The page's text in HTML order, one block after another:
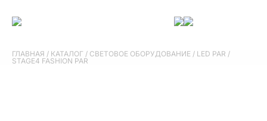
ГЛАВНАЯ / КАТАЛОГ / СВЕТОВОЕ ОБОРУДОВАНИЕ / LED PAR /
STAGE4 FASHION PAR